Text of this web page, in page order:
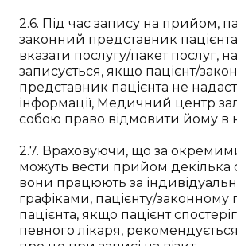
2.6. Під час запису на прийом,
законний представник
вказати послугу/пакет послуг, на
записується, якщо пацієнт/
представник пацієнта не
інформації, Медичний центр
собою право відмовити йому в
2.7. Враховуючи, що за
можуть вести прийом декілька
вони працюють за
графіками, пацієнту/законному
пацієнта, якщо пацієнт
певного лікаря,